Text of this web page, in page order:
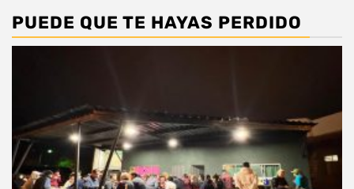
PUEDE QUE TE HAYAS PERDIDO